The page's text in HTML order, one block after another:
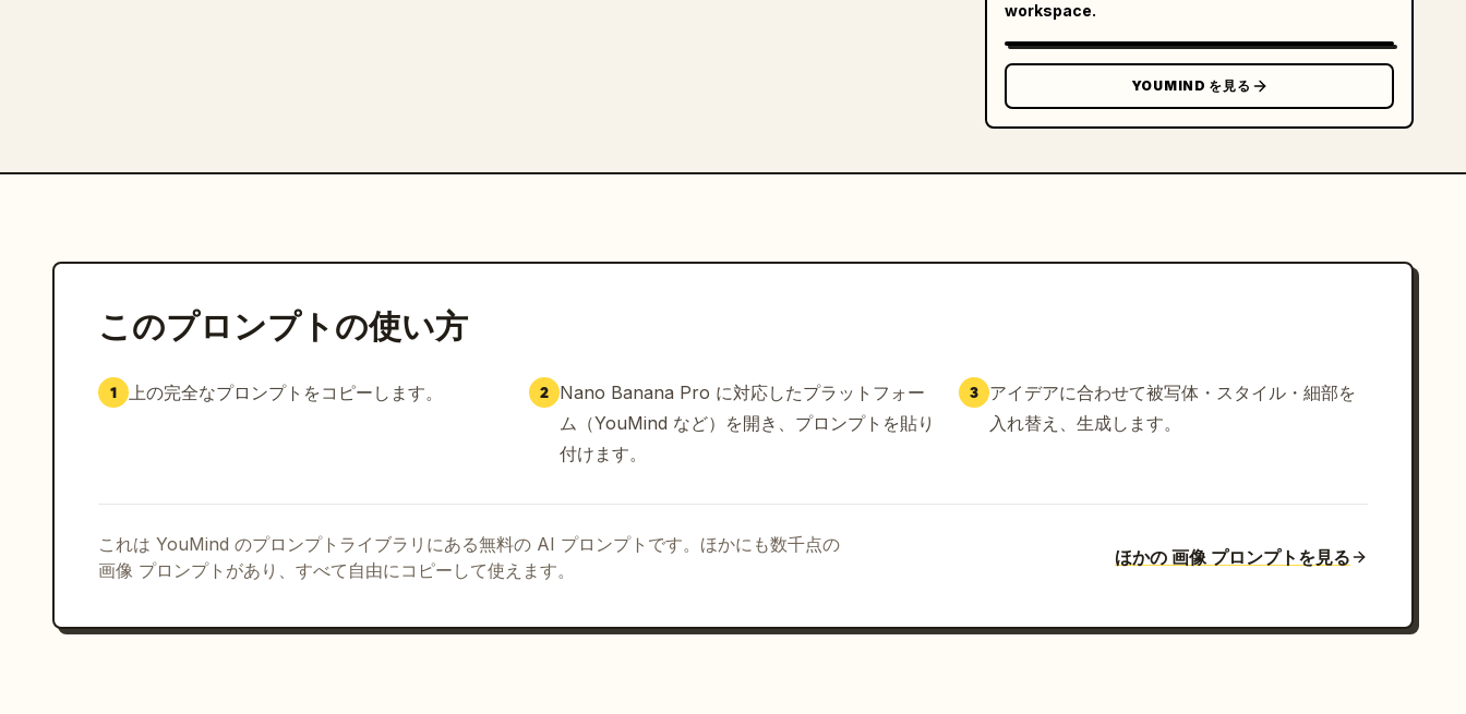
workspace.
YOUMIND を見る
このプロンプトの使い方
1 上の完全なプロンプトをコピーします。 2 Nano Banana Pro に対応したプラットフォー
ム（YouMind など）を開き、プロンプトを貼り
付けます。
3
アイデアに合わせて被写体・スタイル・細部を
入れ替え、生成します。
これは YouMind のプロンプトライブラリにある無料の AI プロンプトです。ほかにも数千点の
画像 プロンプトがあり、すべて自由にコピーして使えます。
ほかの 画像 プロンプトを見る